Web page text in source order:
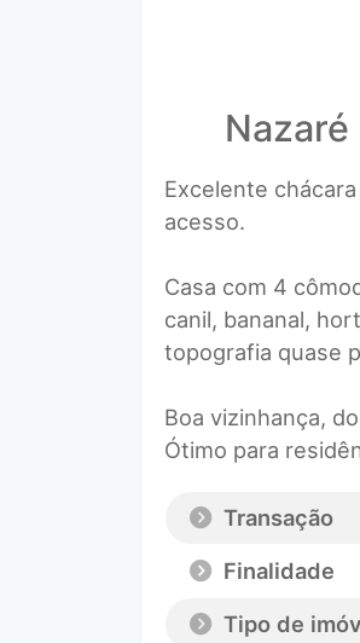
Excelente
acesso.
Casa com 4
canil, bananal,
topografia quase
Boa vizinhança,
Ótimo para
Transação
Finalidade
Tipo de